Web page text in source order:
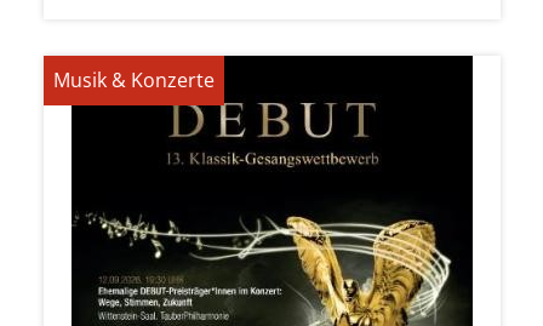
Musik & Konzerte